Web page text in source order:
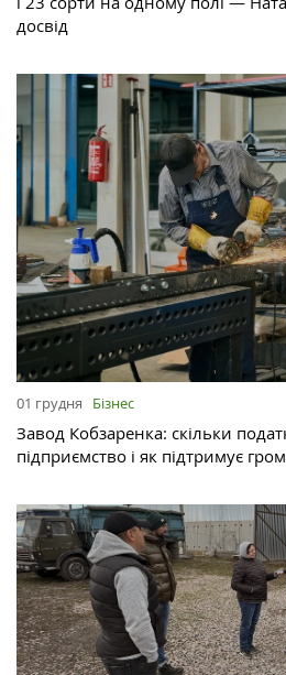
досвід
01 грудня Бізнес
Завод Кобзаренка: скільки
підприємство і як підтримує